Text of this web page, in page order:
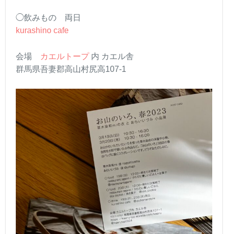
◯飲みもの 両日
kurashino cafe
会場 カエルトープ内 カエル舎
群馬県吾妻郡高山村尻高107-1